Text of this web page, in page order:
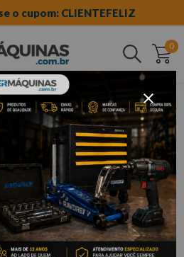
o cupom: CLIENTEFELIZ
0
Buscar
manuais chave fixa